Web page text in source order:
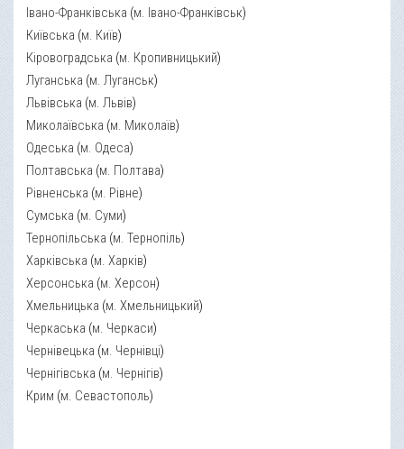
Івано-Франківська (м. Івано-Франківськ)
Київська (м. Київ)
Кіровоградська (м. Кропивницький)
Луганська (м. Луганськ)
Львівська (м. Львів)
Миколаївська (м. Миколаїв)
Одеська (м. Одеса)
Полтавська (м. Полтава)
Рівненська (м. Рівне)
Сумська (м. Суми)
Тернопільська (м. Тернопіль)
Харківська (м. Харків)
Херсонська (м. Херсон)
Хмельницька (м. Хмельницький)
Черкаська (м. Черкаси)
Чернівецька (м. Чернівці)
Чернігівська (м. Чернігів)
Крим (м. Севастополь)